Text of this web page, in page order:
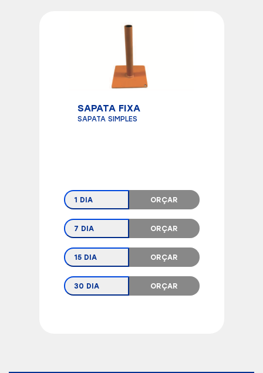
SAPATA FIXA
SAPATA SIMPLES
1 DIA ORÇAR
7 DIA ORÇAR
15 DIA ORÇAR
30 DIA ORÇAR